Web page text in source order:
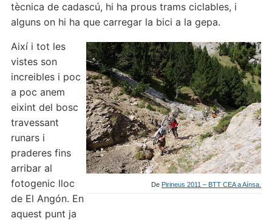
tècnica de cadascú, hi ha prous trams ciclables, i
alguns on hi ha que carregar la bici a la gepa.
DePirineus 2011 – BTT CEA a Aínsa.
Així i tot les
vistes son
increibles i poc
a poc anem
eixint del bosc
travessant
runars i
praderes fins
arribar al
fotogenic lloc
de El Angón. En
aquest punt ja